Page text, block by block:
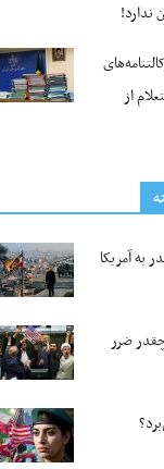
ندارد!
از
به آمریکا
ضرر